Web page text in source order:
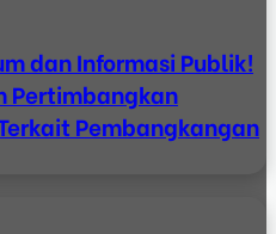
dan Informasi Publik!
Pertimbangkan
Pembangkangan